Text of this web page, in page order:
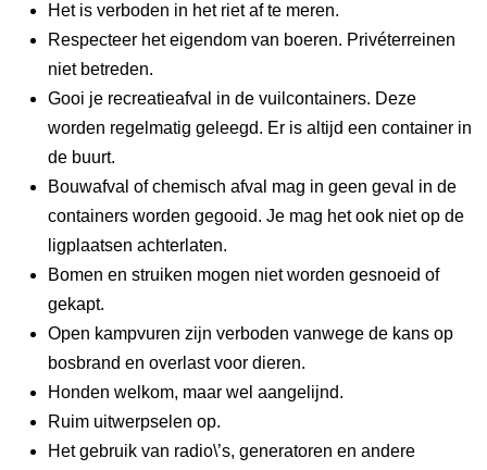
Het is verboden in het riet af te meren.
Respecteer het eigendom van boeren. Privéterreinen
niet betreden.
Gooi je recreatieafval in de vuilcontainers. Deze
worden regelmatig geleegd. Er is altijd een container in
de buurt.
Bouwafval of chemisch afval mag in geen geval in de
containers worden gegooid. Je mag het ook niet op de
ligplaatsen achterlaten.
Bomen en struiken mogen niet worden gesnoeid of
gekapt.
Open kampvuren zijn verboden vanwege de kans op
bosbrand en overlast voor dieren.
Honden welkom, maar wel aangelijnd.
Ruim uitwerpselen op.
Het gebruik van radio\’s, generatoren en andere